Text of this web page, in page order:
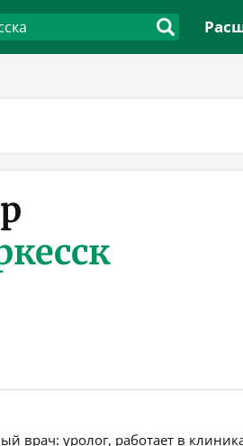
врач: уролог, работает в